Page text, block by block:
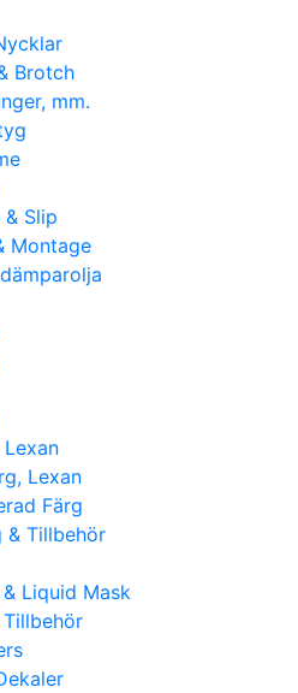
Brotch
mm.
& Slip
Montage
Lexan
Färg
& Tillbehör
Liquid Mask